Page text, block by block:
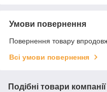
Умови повернення
Повернення товару
Всі умови повернення
Подібні товари компанії